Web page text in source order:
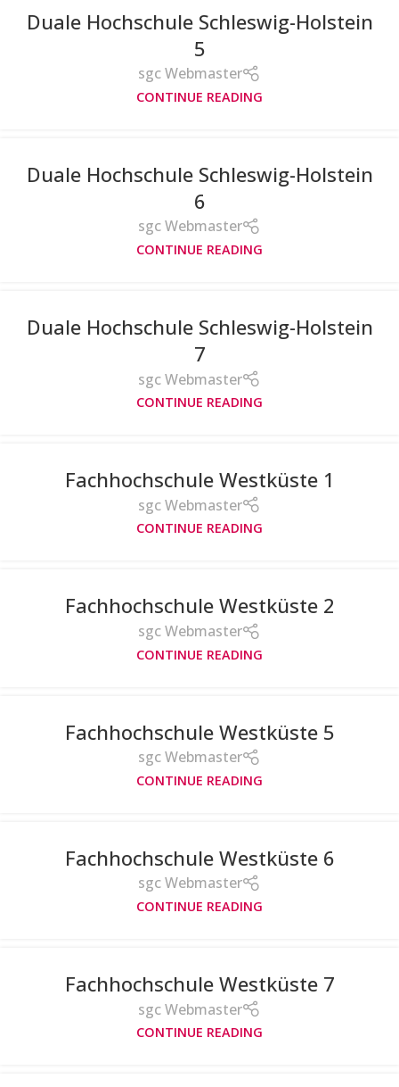
Duale Hochschule Schleswig-Holstein
5
sgc Webmaster
CONTINUE READING
Duale Hochschule Schleswig-Holstein
6
sgc Webmaster
CONTINUE READING
Duale Hochschule Schleswig-Holstein
7
sgc Webmaster
CONTINUE READING
Fachhochschule Westküste 1
sgc Webmaster
CONTINUE READING
Fachhochschule Westküste 2
sgc Webmaster
CONTINUE READING
Fachhochschule Westküste 5
sgc Webmaster
CONTINUE READING
Fachhochschule Westküste 6
sgc Webmaster
CONTINUE READING
Fachhochschule Westküste 7
sgc Webmaster
CONTINUE READING